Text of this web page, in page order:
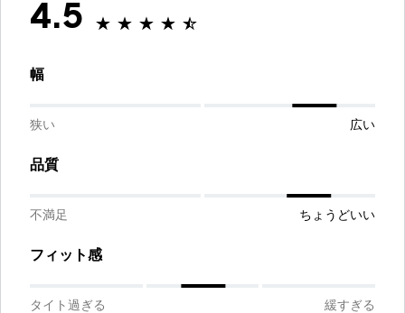
4.5
幅
狭い 広い
品質
不満足 ちょうどいい
フィット感
タイト過ぎる 緩すぎる